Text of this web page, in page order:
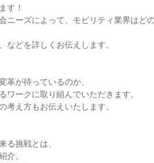
す！
ニーズによって、モビリティ業界はど
などを詳しくお伝えします。
革が待っているのか、
ワークに取り組んでいただきます。
考え方もお伝えいたします。
る挑戦とは、
介。